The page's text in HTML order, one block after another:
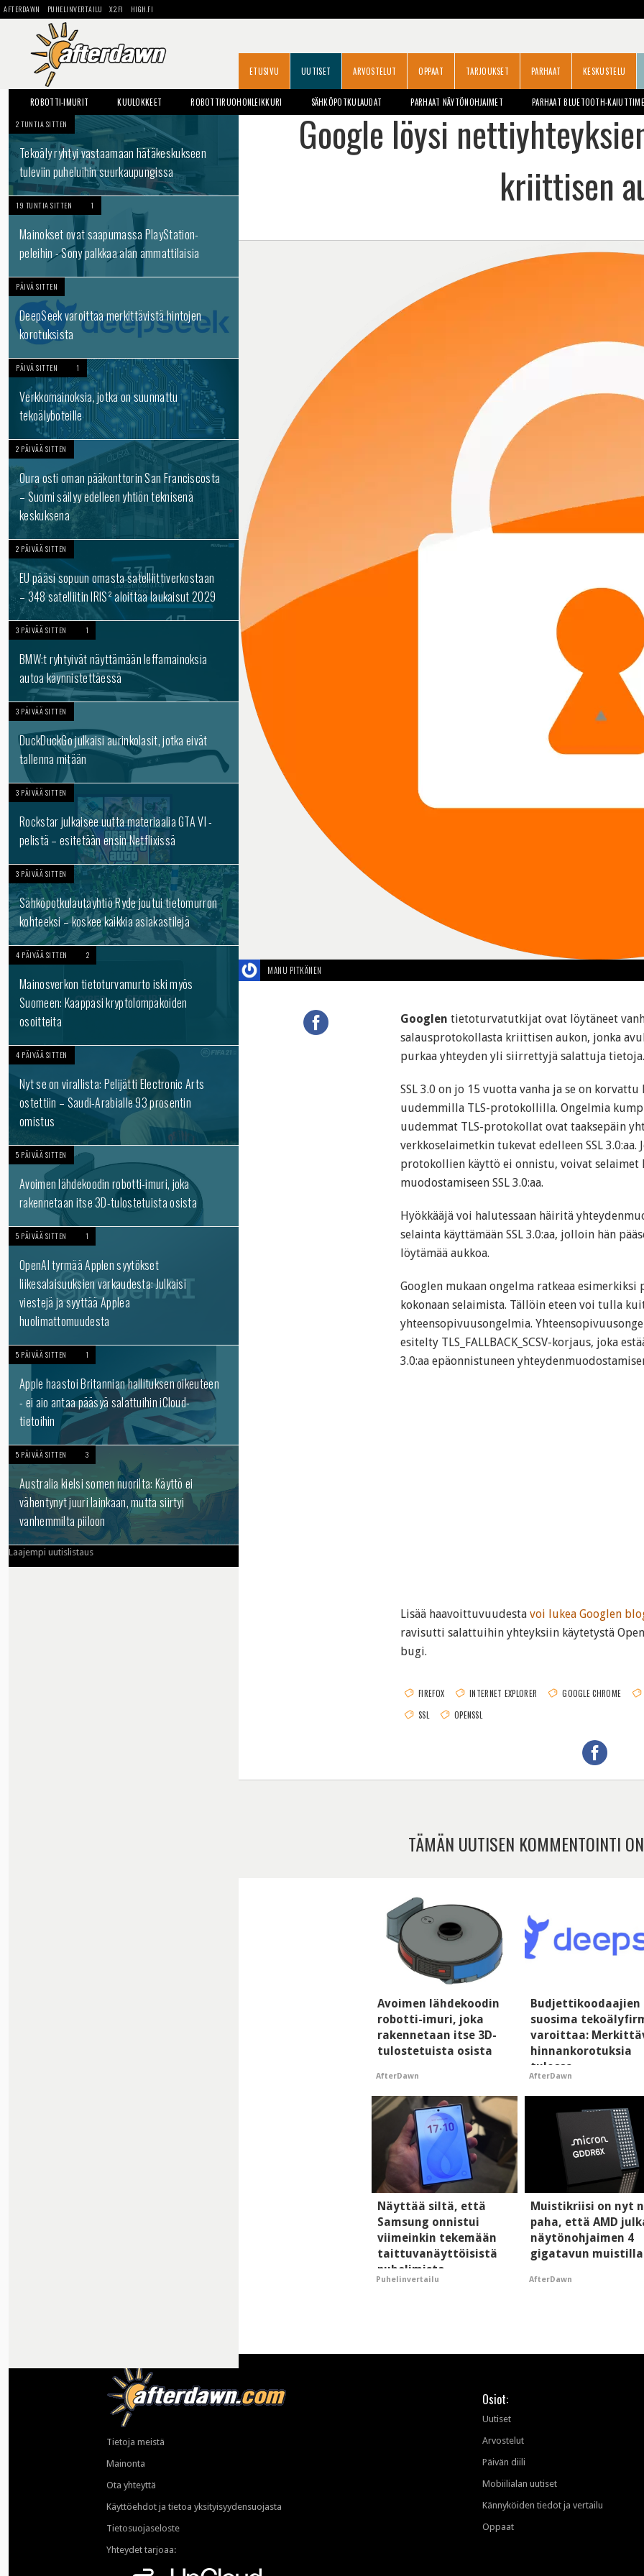
AFTERDAWN PUHELINVERTAILU X2.FI HIGH.FI
ETUSIVU UUTISET ARVOSTELUT OPPAAT TARJOUKSET PARHAAT KESKUSTELU
ROBOTTI-IMURIT KUULOKKEET ROBOTTIRUOHONLEIKKURI SÄHKÖPOTKULAUDAT PARHAAT NÄYTÖNOHJAIMET PARHAAT BLUETOOTH-
2 TUNTIA SITTEN
Tekoäly ryhtyi vastaamaan hätäkeskukseen
tuleviin puheluihin suurkaupungissa
19 TUNTIA SITTEN 1
Mainokset ovat saapumassa PlayStation-
peleihin - Sony palkkaa alan ammattilaisia
PÄIVÄ SITTEN
DeepSeek varoittaa merkittävistä hintojen
korotuksista
PÄIVÄ SITTEN 1
Verkkomainoksia, jotka on suunnattu
tekoälyboteille
2 PÄIVÄÄ SITTEN
Oura osti oman pääkonttorin San Franciscosta
– Suomi säilyy edelleen yhtiön teknisenä
keskuksena
2 PÄIVÄÄ SITTEN
EU pääsi sopuun omasta satelliittiverkostaan
– 348 satelliitin IRIS² aloittaa laukaisut 2029
3 PÄIVÄÄ SITTEN 1
BMW:t ryhtyivät näyttämään leffamainoksia
autoa käynnistettäessä
3 PÄIVÄÄ SITTEN
DuckDuckGo julkaisi aurinkolasit, jotka eivät
tallenna mitään
3 PÄIVÄÄ SITTEN
Rockstar julkaisee uutta materiaalia GTA VI -
pelistä – esitetään ensin Netflixissä
3 PÄIVÄÄ SITTEN
Sähköpotkulautayhtiö Ryde joutui tietomurron
kohteeksi – koskee kaikkia asiakastilejä
4 PÄIVÄÄ SITTEN 2
Mainosverkon tietoturvamurto iski myös
Suomeen: Kaappasi kryptolompakoiden
osoitteita
4 PÄIVÄÄ SITTEN
Nyt se on virallista: Pelijätti Electronic Arts
ostettiin – Saudi-Arabialle 93 prosentin
omistus
5 PÄIVÄÄ SITTEN
Avoimen lähdekoodin robotti-imuri, joka
rakennetaan itse 3D-tulostetuista osista
5 PÄIVÄÄ SITTEN 1
OpenAI tyrmää Applen syytökset
liikesalaisuuksien varkaudesta: Julkaisi
viestejä ja syyttää Applea
huolimattomuudesta
5 PÄIVÄÄ SITTEN 1
Apple haastoi Britannian hallituksen oikeuteen
- ei aio antaa pääsyä salattuihin iCloud-
tietoihin
5 PÄIVÄÄ SITTEN 3
Australia kielsi somen nuorilta: Käyttö ei
vähentynyt juuri lainkaan, mutta siirtyi
vanhemmilta piiloon
Laajempi uutislistaus
Google löysi
kriittisen
MANU PITKÄNEN
Googlen tietoturvatutkijat ovat löytäneet
salausprotokollasta kriittisen aukon, jonka
purkaa yhteyden yli siirrettyjä salattuja tietoja.
SSL 3.0 on jo 15 vuotta vanha ja se on korvattu
uudemmilla TLS-protokollilla. Ongelmia
uudemmat TLS-protokollat ovat taaksepäin
verkkoselaimetkin tukevat edelleen SSL 3.0:aa.
protokollien käyttö ei onnistu, voivat selaimet
muodostamiseen SSL 3.0:aa.
Hyökkääjä voi halutessaan häiritä
selainta käyttämään SSL 3.0:aa, jolloin hän
löytämää aukkoa.
Googlen mukaan ongelma ratkeaa esimerkiksi
kokonaan selaimista. Tällöin eteen voi tulla
yhteensopivuusongelmia.
esitelty TLS_FALLBACK_SCSV-korjaus, joka
3.0:aa epäonnistuneen
Lisää haavoittuvuudesta voi lukea Googlen
ravisutti salattuihin yhteyksiin käytetystä
bugi.
FIREFOX INTERNET EXPLORER
GOOGLE CHROME
SSL
OPENSSL
TÄMÄN UUTISEN KOMMENTOINTI
Avoimen lähdekoodin
robotti-imuri, joka
rakennetaan itse 3D-
tulostetuista osista
AfterDawn
Budjettikoodaajien
suosima
varoittaa:
hinnankorotuksia
tulossa
AfterDawn
Näyttää siltä, että
Samsung onnistui
viimeinkin tekemään
taittuvanäyttöisistä
puhelimista
supersuosittuja
Puhelinvertailu
Muistikriisi on nyt
paha, että AMD
näytönohjaimen 4
gigatavun muistilla
AfterDawn
Tietoja meistä
Mainonta
Ota yhteyttä
Käyttöehdot ja tietoa yksityisyydensuojasta
Tietosuojaseloste
Yhteydet tarjoaa:
Osiot:
Uutiset
Arvostelut
Päivän diili
Mobiilialan uutiset
Kännyköiden tiedot ja vertailu
Oppaat